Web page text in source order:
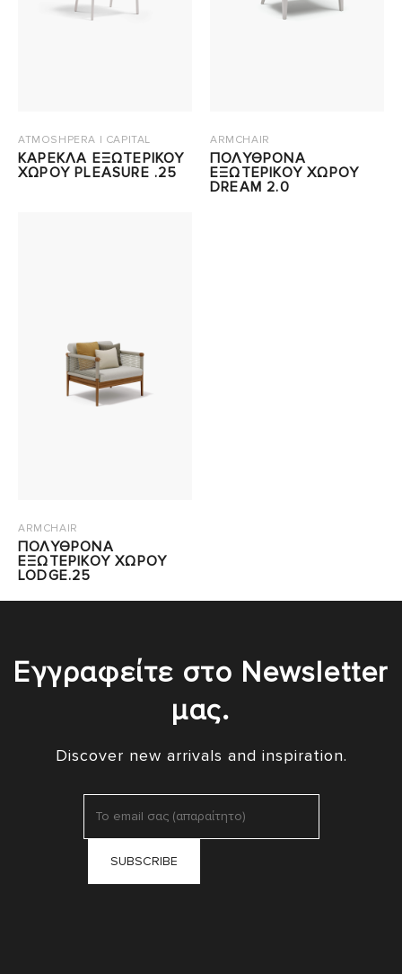
ATMOSHPERA | CAPITAL
ΚΑΡΕΚΛΑ ΕΞΩΤΕΡΙΚΟΥ
ΧΩΡΟΥ PLEASURE .25
ARMCHAIR
ΠΟΛΥΘΡΟΝΑ
ΕΞΩΤΕΡΙΚΟΥ ΧΩΡΟΥ
DREAM 2.0
ARMCHAIR
ΠΟΛΥΘΡΟΝΑ
ΕΞΩΤΕΡΙΚΟΥ ΧΩΡΟΥ
LODGE.25
Εγγραφείτε στο Newsletter
μας.
Discover new arrivals and inspiration.